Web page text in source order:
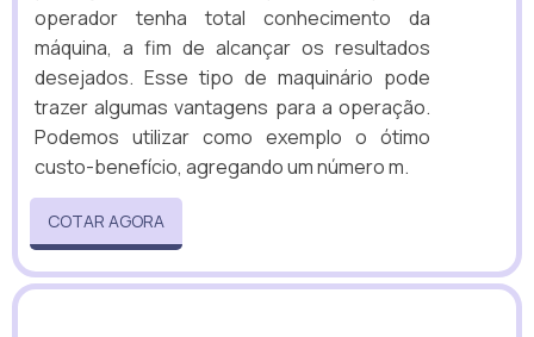
operador tenha total conhecimento da
máquina, a fim de alcançar os resultados
desejados. Esse tipo de maquinário pode
trazer algumas vantagens para a operação.
Podemos utilizar como exemplo o ótimo
custo-benefício, agregando um número m.
COTAR AGORA